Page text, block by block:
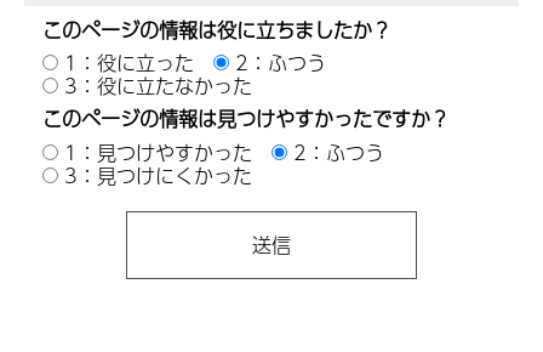
このページの情報は役に立ちましたか？
1：役に立った
2：ふつう
3：役に立たなかった
このページの情報は見つけやすかったですか？
1：見つけやすかった
2：ふつう
3：見つけにくかった